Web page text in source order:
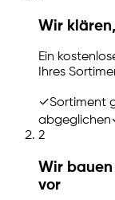
Wir
Ein
Ihres
✓Sortiment
abgeglichen
2
Wir bauen
vor